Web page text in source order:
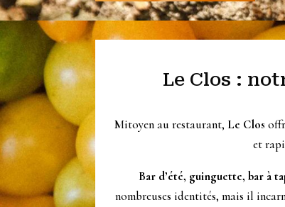
Le Clos :
Mitoyen au restaurant, Le Clos
et
Bar d’été, guinguette, bar à
nombreuses identités, mais il